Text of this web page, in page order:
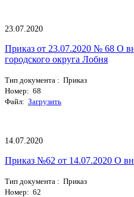
23.07.2020
Приказ от 23.07.2020 № 68 О
городского округа Лобня
Тип документа : Приказ
Номер: 68
Файл: Загрузить
14.07.2020
Приказ №62 от 14.07.2020 О
Тип документа : Приказ
Номер: 62